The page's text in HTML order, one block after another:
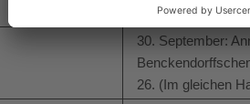
Freundschaft”
30. September:
26. (Im gleichen